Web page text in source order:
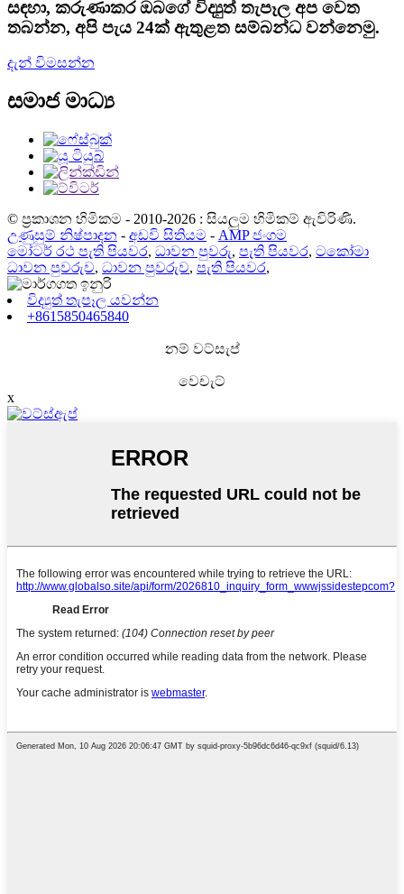
සඳහා, කරුණාකර ඔබගේ විද්‍යුත් තැපෑල අප වෙත
තබන්න, අපි පැය 24ක් ඇතුළත සම්බන්ධ වන්නෙමු.
දැන් විමසන්න
සමාජ මාධ්‍ය
© ප්‍රකාශන හිමිකම - 2010-2026 : සියලුම හිමිකම් ඇවිරිණි.
උණුසුම් නිෂ්පාදන - අඩවි සිතියම - AMP ජංගම
මෝටර් රථ පැති පියවර, ධාවන පුවරු, පැති පියවර, ටකෝමා
ධාවන පුවරුව, ධාවන පුවරුව, පැති පියවර,
විද්‍යුත් තැපෑල යවන්න
+8615850465840
නම් වට්සැප්
වෙචැට්
x